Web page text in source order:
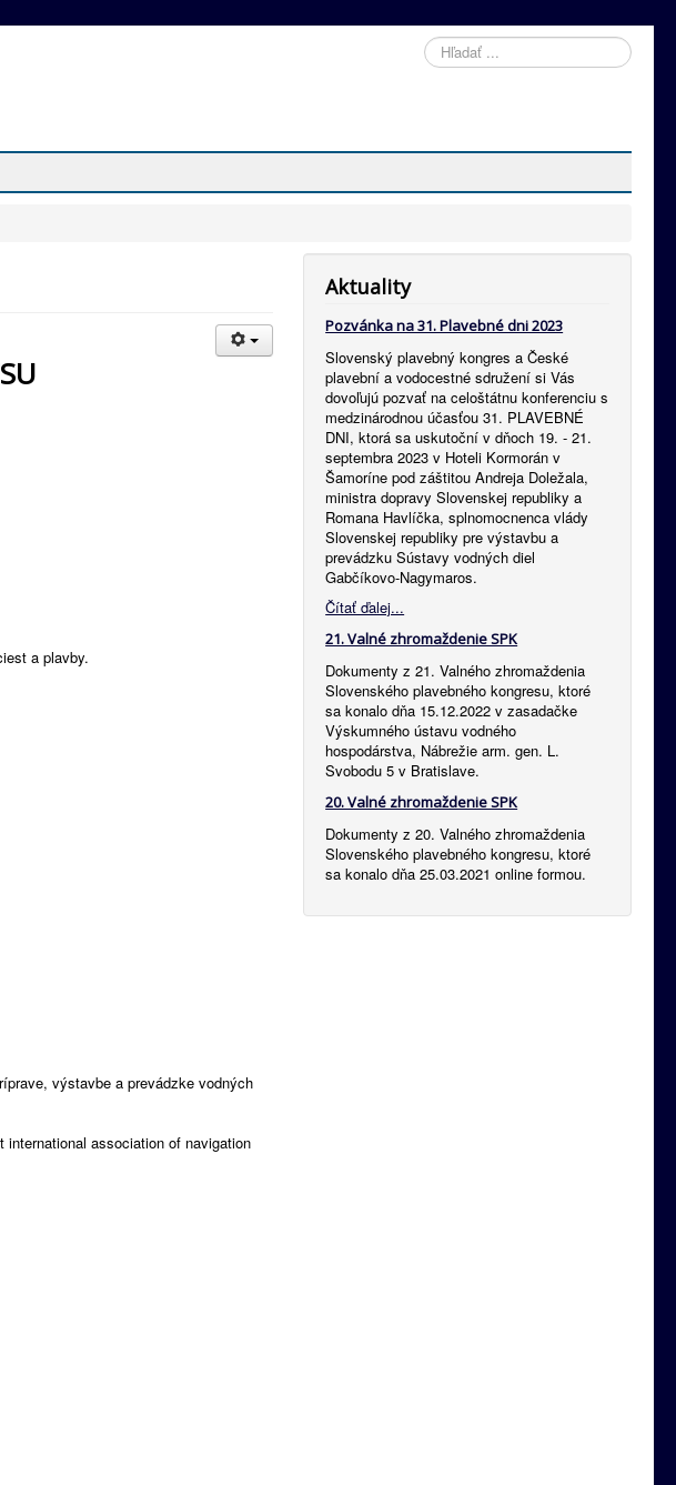
Hľadať
a plavby.
výstavbe a prevádzke vodných
association of navigation
Aktuality
Pozvánka na 31. Plavebné dni 2023
Slovenský plavebný kongres a České
plavební a vodocestné sdružení si Vás
dovoľujú pozvať na celoštátnu konferenciu s
medzinárodnou účasťou 31. PLAVEBNÉ
DNI, ktorá sa uskutoční v dňoch 19. - 21.
septembra 2023 v Hoteli Kormorán v
Šamoríne pod záštitou Andreja Doležala,
ministra dopravy Slovenskej republiky a
Romana Havlíčka, splnomocnenca vlády
Slovenskej republiky pre výstavbu a
prevádzku Sústavy vodných diel
Gabčíkovo-Nagymaros.
Čítať ďalej...
21. Valné zhromaždenie SPK
Dokumenty z 21. Valného zhromaždenia
Slovenského plavebného kongresu, ktoré
sa konalo dňa 15.12.2022 v zasadačke
Výskumného ústavu vodného
hospodárstva, Nábrežie arm. gen. L.
Svobodu 5 v Bratislave.
20. Valné zhromaždenie SPK
Dokumenty z 20. Valného zhromaždenia
Slovenského plavebného kongresu, ktoré
sa konalo dňa 25.03.2021 online formou.